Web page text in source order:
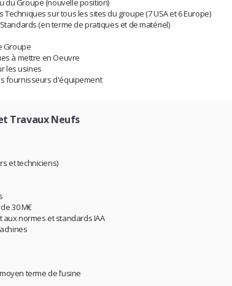
du Groupe (nouvelle position)
sur tous les sites du groupe (7 USA et 6 Europe)
(en terme de pratiques et de matériel)
Groupe
à mettre en Oeuvre
les usines
fournisseurs d'équipement
Travaux Neufs
et techniciens)
30 M€
normes et standards IAA
terme de l’usine